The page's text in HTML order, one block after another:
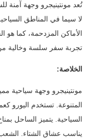
تُعد مونتينيجرو وجهة
لا سيما في المناطق
الأماكن المزدحمة، كما
تجربة سفر سلسة وخالية
الخلاصة:
مونتينيجرو وجهة سياحية
المتنوعة. تستخدم اليورو
السياحية. يتميز الساحل
يناسب عشاق الشتاء. الشعب